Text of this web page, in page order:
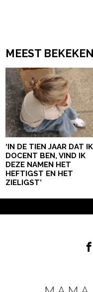
MEEST BEKEKEN
‘IN DE TIEN JAAR DAT IK
DOCENT BEN, VIND IK
DEZE NAMEN HET
HEFTIGST EN HET
ZIELIGST’